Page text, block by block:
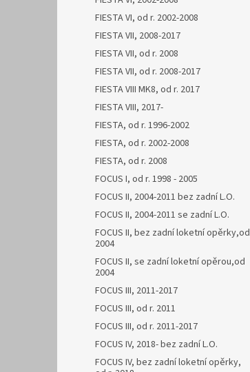
FIESTA VI, od r. 2002-2008
FIESTA VII, 2008-2017
FIESTA VII, od r. 2008
FIESTA VII, od r. 2008-2017
FIESTA VIII MK8, od r. 2017
FIESTA VIII, 2017-
FIESTA, od r. 1996-2002
FIESTA, od r. 2002-2008
FIESTA, od r. 2008
FOCUS I, od r. 1998 - 2005
FOCUS II, 2004-2011 bez zadní L.O.
FOCUS II, 2004-2011 se zadní L.O.
FOCUS II, bez zadní loketní opěrky,od
2004
FOCUS II, se zadní loketní opěrou,od
2004
FOCUS III, 2011-2017
FOCUS III, od r. 2011
FOCUS III, od r. 2011-2017
FOCUS IV, 2018- bez zadní L.O.
FOCUS IV, bez zadní loketní opěrky,